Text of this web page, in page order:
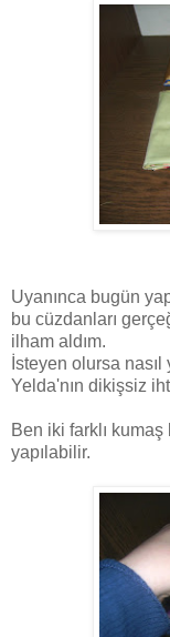
Uyanınca bugün
bu cüzdanları
ilham aldım.
İsteyen olursa nasıl
Yelda'nın dikişsiz
Ben iki farklı
yapılabilir.